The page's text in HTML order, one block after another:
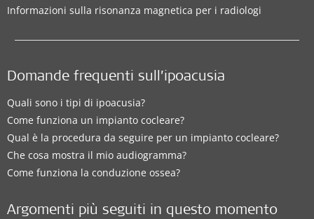
Informazioni sulla risonanza magnetica per i radiologi
Domande frequenti sull’ipoacusia
Quali sono i tipi di ipoacusia?
Come funziona un impianto cocleare?
Qual è la procedura da seguire per un impianto cocleare?
Che cosa mostra il mio audiogramma?
Come funziona la conduzione ossea?
Argomenti più seguiti in questo momento